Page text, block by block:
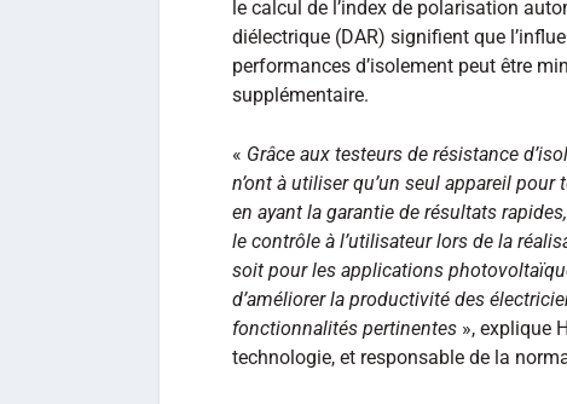
le calcul de l’index de polarisation
diélectrique (DAR) signifient que
performances d’isolement peut être
supplémentaire.
« Grâce aux testeurs de résistance
n’ont à utiliser qu’un seul appareil
en ayant la garantie de résultats
le contrôle à l’utilisateur lors de la
soit pour les applications
d’améliorer la productivité des
fonctionnalités pertinentes », explique
technologie, et responsable de la